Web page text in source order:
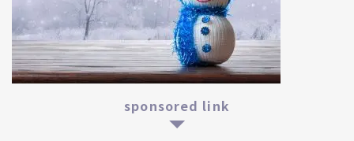
sponsored link